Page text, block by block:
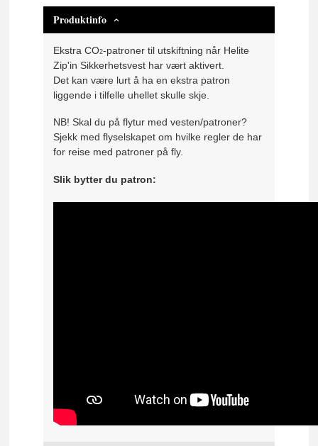
Produktinfo
EkstraCO2-patroner til utskiftning når Helite
Zip'in Sikkerhetsvest har vært aktivert.
Det kan være lurt å ha en ekstra patron
liggende i tilfelle uhellet skulle skje.
NB! Skal du på flytur med vesten/patroner?
Sjekk med flyselskapet om hvilke regler de har
for reise med patroner på fly.
Slik bytter du patron: